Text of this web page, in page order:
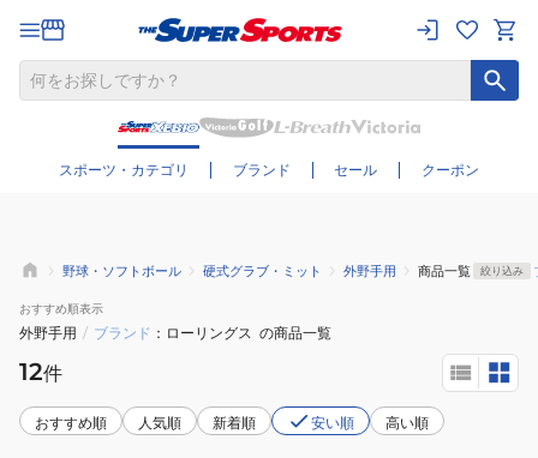
スポーツ・カテゴリ ブランド セール クーポン
さらに絞り込む
野球・ソフトボール 硬式グラブ・ミット 外野手用 商品一覧 絞り込み
おすすめ順表示
外野手用 / ブランド ローリングス の商品一覧
12件
おすすめ順 人気順 新着順 安い順 高い順